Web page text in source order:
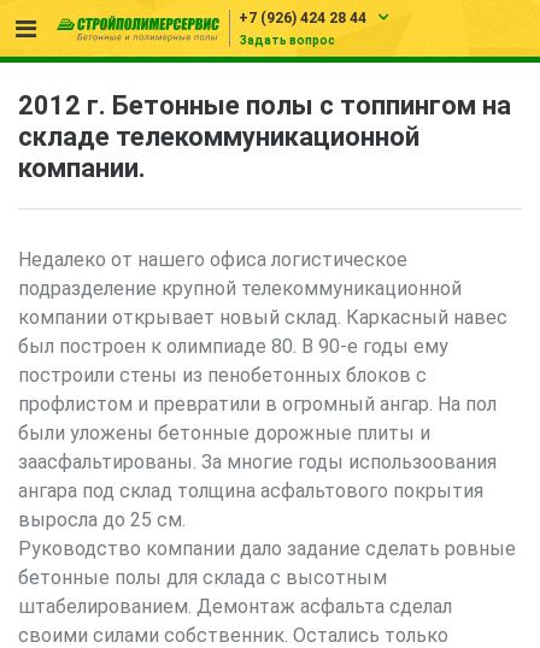
+7 (926) 424 28 44
Задать вопрос
2012 г. Бетонные полы с топпингом на
складе телекоммуникационной
компании.
Недалеко от нашего офиса логистическое
подразделение крупной телекоммуникационной
компании открывает новый склад. Каркасный навес
был построен к олимпиаде 80. В 90-е годы ему
построили стены из пенобетонных блоков с
профлистом и превратили в огромный ангар. На пол
были уложены бетонные дорожные плиты и
заасфальтированы. За многие годы использоования
ангара под склад толщина асфальтового покрытия
выросла до 25 см.
Руководство компании дало задание сделать ровные
бетонные полы для склада с высотным
штабелированием. Демонтаж асфальта сделал
своими силами собственник. Остались только